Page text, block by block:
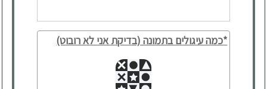
*כמה עיגולים בתמונה (בדיקת אני לא רובוט)